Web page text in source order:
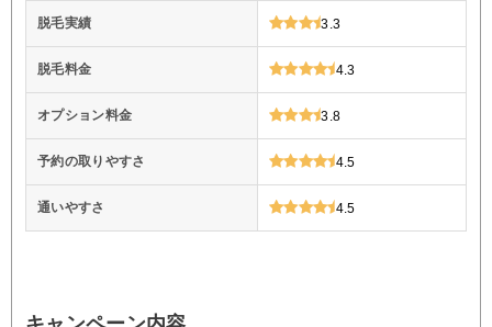
脱毛実績 3.3
脱毛料金 4.3
オプション料金 3.8
予約の取りやすさ 4.5
通いやすさ 4.5